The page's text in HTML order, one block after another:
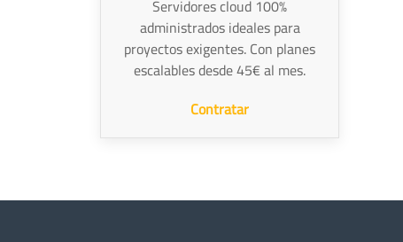
Servidores cloud 100%
administrados ideales para
proyectos exigentes. Con planes
escalables desde 45€ al mes.
Contratar